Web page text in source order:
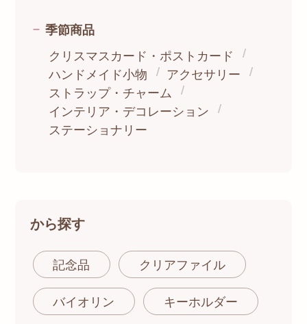
季節商品
クリスマスカード・ポストカード
ハンドメイド小物
アクセサリー
ストラップ・チャーム
インテリア・デコレーション
ステーショナリー
から探す
記念品 クリアファイル
バイオリン キーホルダー